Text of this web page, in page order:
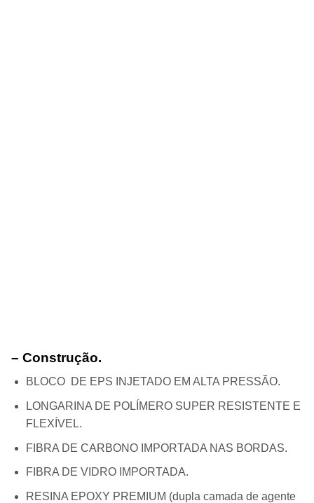
– Construção.
BLOCO DE EPS INJETADO EM ALTA PRESSÃO.
LONGARINA DE POLÍMERO SUPER RESISTENTE E
FLEXÍVEL.
FIBRA DE CARBONO IMPORTADA NAS BORDAS.
FIBRA DE VIDRO IMPORTADA.
RESINA EPOXY PREMIUM (dupla camada de agente